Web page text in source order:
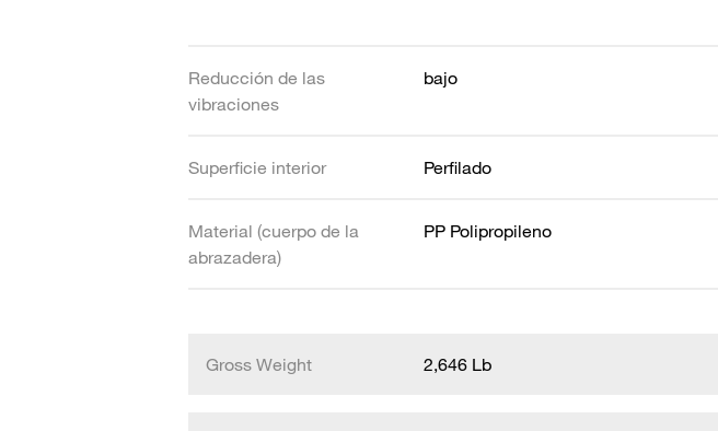
Reducción de las
vibraciones
bajo
Superficie interior Perfilado
Material (cuerpo de la
abrazadera)
PP Polipropileno
Gross Weight 2,646 Lb